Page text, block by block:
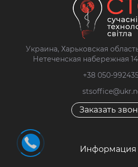
Украина, Харьковская
Нетеченская набережная
+38 050-
Заказать
Информация